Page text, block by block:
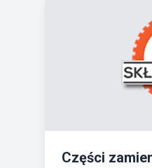
Części